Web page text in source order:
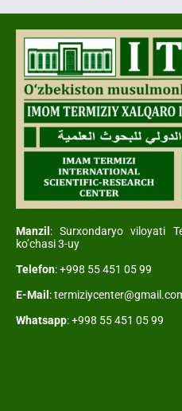
Manzil : Surxondaryo viloyati
ko’chasi 3-uy
Telefon: +998 55 451 05 99
E-Mail :
Whatsapp: +998 55 451 05 99